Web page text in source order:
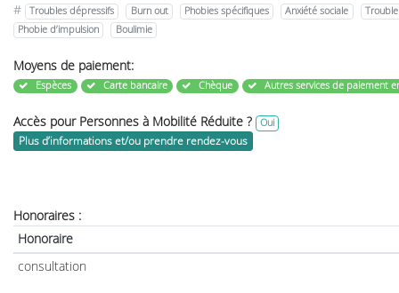
#
Troubles dépressifs Burn out Phobies spécifiques Anxiété sociale
Phobie d’impulsion
Boulimie
Moyens de paiement:
Espèces Carte bancaire Chèque Autres services de paiement
Accès pour Personnes à Mobilité Réduite ? Oui
Plus d’informations et/ou prendre rendez-vous
Honoraires :
Honoraire
consultation